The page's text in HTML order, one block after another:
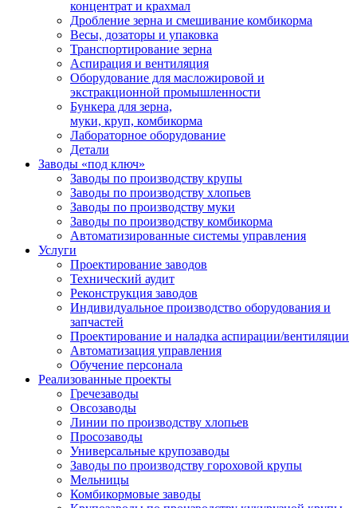
концентрат и крахмал
Дробление зерна и смешивание комбикорма
Весы, дозаторы и упаковка
Транспортирование зерна
Аспирация и вентиляция
Оборудование для масложировой и
экстракционной промышленности
Бункера для зерна,
муки, круп, комбикорма
Лабораторное оборудование
Детали
Заводы «под ключ»
Заводы по производству крупы
Заводы по производству хлопьев
Заводы по производству муки
Заводы по производству комбикорма
Автоматизированные системы управления
Услуги
Проектирование заводов
Технический аудит
Реконструкция заводов
Индивидуальное производство оборудования и
запчастей
Проектирование и наладка аспирации/вентиляции
Автоматизация управления
Обучение персонала
Реализованные проекты
Гречезаводы
Овсозаводы
Линии по производству хлопьев
Просозаводы
Универсальные крупозаводы
Заводы по производству гороховой крупы
Мельницы
Комбикормовые заводы